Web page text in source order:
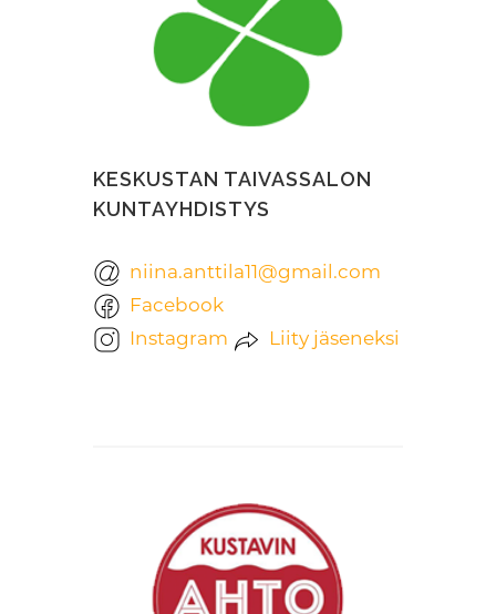
KESKUSTAN TAIVASSALON
KUNTAYHDISTYS
niina.anttila11@gmail.com
Facebook
Instagram
Liity jäseneksi